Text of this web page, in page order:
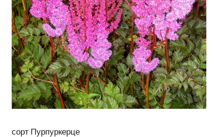
сорт Пурпуркерце